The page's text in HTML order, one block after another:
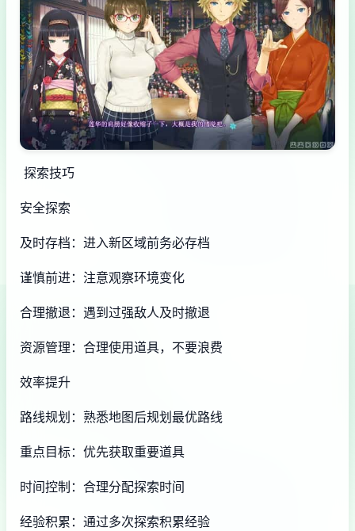
探索技巧
安全探索
及时存档：进入新区域前务必存档
谨慎前进：注意观察环境变化
合理撤退：遇到过强敌人及时撤退
资源管理：合理使用道具，不要浪费
效率提升
路线规划：熟悉地图后规划最优路线
重点目标：优先获取重要道具
时间控制：合理分配探索时间
经验积累：通过多次探索积累经验